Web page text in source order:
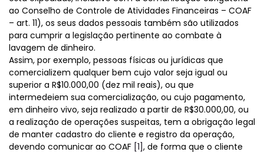
ao Conselho de Controle de Atividades Financeiras – COAF
– art. 11), os seus dados pessoais também são utilizados
para cumprir a legislação pertinente ao combate à
lavagem de dinheiro.
Assim, por exemplo, pessoas físicas ou jurídicas que
comercializem qualquer bem cujo valor seja igual ou
superior a R$10.000,00 (dez mil reais), ou que
intermedeiem sua comercialização, ou cujo pagamento,
em dinheiro vivo, seja realizado a partir de R$30.000,00, ou
a realização de operações suspeitas, tem a obrigação legal
de manter cadastro do cliente e registro da operação,
devendo comunicar ao COAF [1], de forma que o cliente